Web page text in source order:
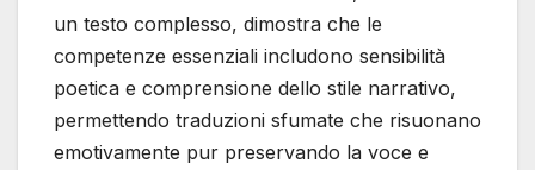
un testo complesso, dimostra che le
competenze essenziali includono sensibilità
poetica e comprensione dello stile narrativo,
permettendo traduzioni sfumate che risuonano
emotivamente pur preservando la voce e